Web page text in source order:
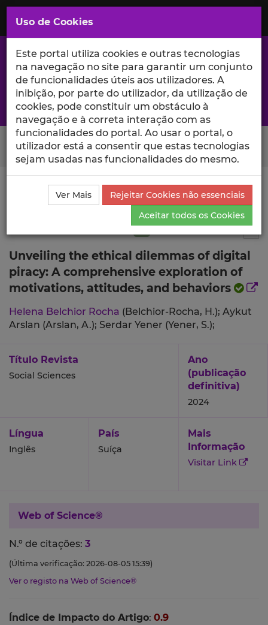
Saltar
para
Conteúdo
Principal
A excelência da investigação e ciência no Iscte
Search Button
Ciência_Iscte Publicações
Descrição Detalhada da
Publicação
Unveiling the ethical dilemmas of digital
piracy: A comprehensive exploration of
motivations, attitudes, and behaviors
Helena Belchior Rocha (Belchior-Rocha, H.); Aykut
Arslan (Arslan, A.); Serdar Yener (Yener, S.);
Título Revista
Social Sciences
Ano
(publicação
definitiva)
2024
Língua
Inglês
País
Suíça
Mais
Informação
Visitar Link
Web of Science®
N.º de citações: 3
(Última verificação: 2026-08-05 15:39)
Ver o registo na Web of Science®
Índice de Impacto do Artigo: 0.9
Uso de Cookies
Este portal utiliza cookies e outras tecnologias
na navegação no site para garantir um conjunto
de funcionalidades úteis aos utilizadores. A
inibição, por parte do utilizador, da utilização de
cookies, pode constituir um obstáculo à
navegação e à correta interação com as
funcionalidades do portal. Ao usar o portal, o
utilizador está a consentir que estas tecnologias
sejam usadas nas funcionalidades do mesmo.
Ver Mais
Rejeitar Cookies não essenciais
Aceitar todos os Cookies